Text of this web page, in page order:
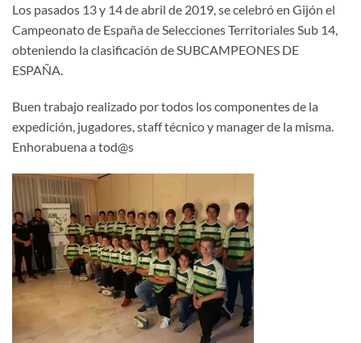
Los pasados 13 y 14 de abril de 2019, se celebró en Gijón el
Campeonato de España de Selecciones Territoriales Sub 14,
obteniendo la clasificación de SUBCAMPEONES DE
ESPAÑA.
Buen trabajo realizado por todos los componentes de la
expedición, jugadores, staff técnico y manager de la misma.
Enhorabuena a tod@s